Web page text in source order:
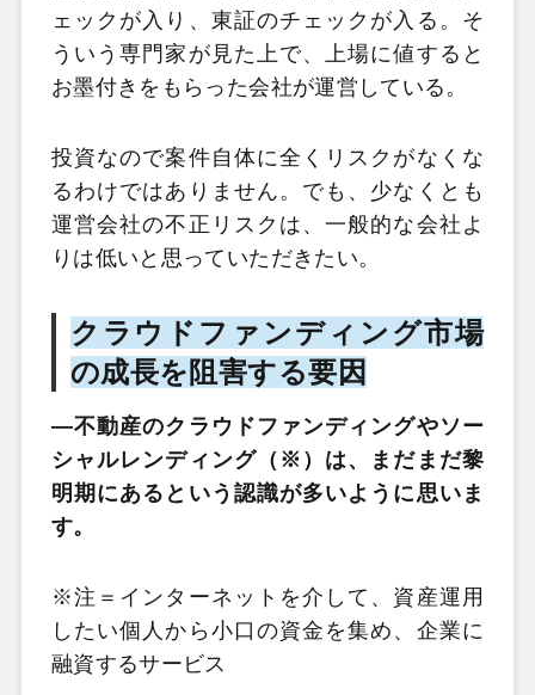
ェックが入り、東証のチェックが入る。そ
ういう専門家が見た上で、上場に値すると
お墨付きをもらった会社が運営している。
投資なので案件自体に全くリスクがなくな
るわけではありません。でも、少なくとも
運営会社の不正リスクは、一般的な会社よ
りは低いと思っていただきたい。
クラウドファンディング市場
の成長を阻害する要因
―不動産のクラウドファンディングやソー
シャルレンディング（※）は、まだまだ黎
明期にあるという認識が多いように思いま
す。
※注＝インターネットを介して、資産運用
したい個人から小口の資金を集め、企業に
融資するサービス